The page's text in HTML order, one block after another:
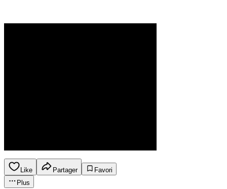
Like Partager
Favori
Plus